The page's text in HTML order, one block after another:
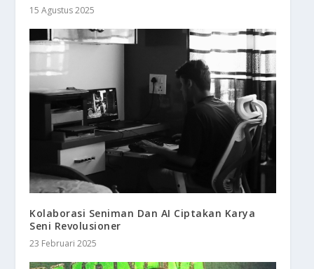
15 Agustus 2025
Kolaborasi Seniman Dan AI Ciptakan Karya
Seni Revolusioner
23 Februari 2025